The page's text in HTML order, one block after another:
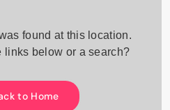
found at this location.
links below or a search?
to Home